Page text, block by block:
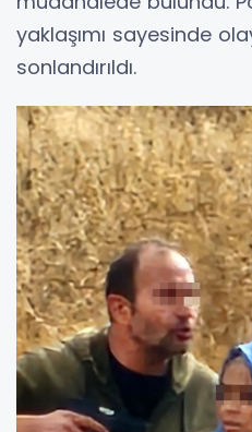
yaklaşımı sayesinde
sonlandırıldı.